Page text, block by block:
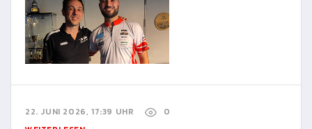
22. JUNI 2026, 17:39 UHR
0